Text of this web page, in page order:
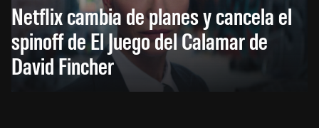
Netflix cambia de planes y cancela el
spinoff de El Juego del Calamar de
David Fincher